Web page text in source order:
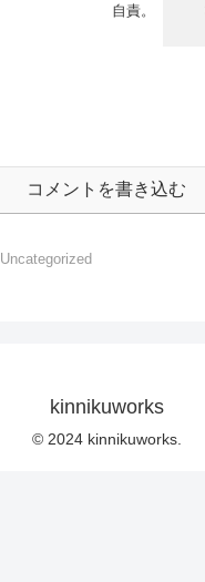
自責。
コメントを書き込む
Uncategorized
kinnikuworks
© 2024 kinnikuworks.